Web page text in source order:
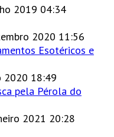
2019 04:34
2020 11:56
Esotéricos e
2020 18:49
pela Pérola do
2021 20:28